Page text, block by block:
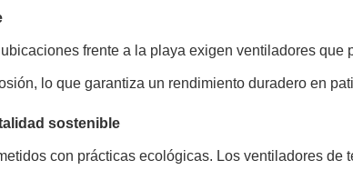
frente a la playa exigen ventiladores
lo que garantiza un rendimiento duradero en
sostenible
con prácticas ecológicas. Los ventiladores